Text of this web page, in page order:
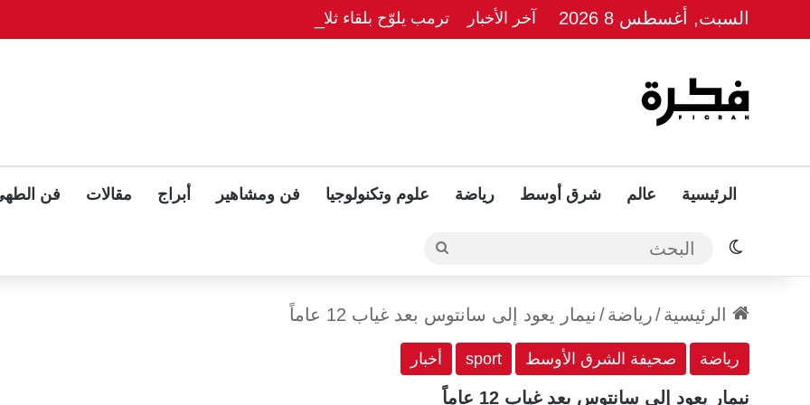
السبت, أغسطس 8 2026 آخر الأخبار ترمب يلوّح بلقاء ثلاثي مع بوتين وزيلينسكي بعد قمة ألاسكا
الرئيسية عالم شرق أوسط رياضة علوم وتكنولوجيا فن ومشاهير أبراج مقالات فن
الوضع المظلم البحث
الرئيسية/رياضة/ نيمار يعود إلى سانتوس بعد غياب 12 عاماً
رياضة صحيفة الشرق الأوسط sport أخبار
نيمار يعود إلى سانتوس بعد غياب 12 عاماً